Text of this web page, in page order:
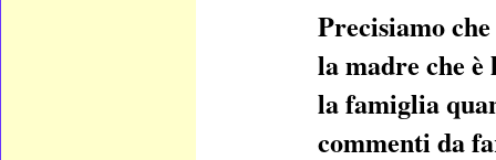
Precisiamo
la madre che
la famiglia
commenti da